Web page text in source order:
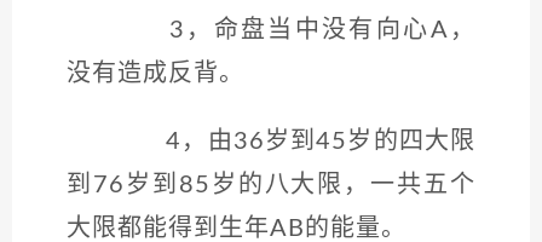
3，命盘当中没有向心A，
没有造成反背。
4，由36岁到45岁的四大限
到76岁到85岁的八大限，一共五个
大限都能得到生年AB的能量。